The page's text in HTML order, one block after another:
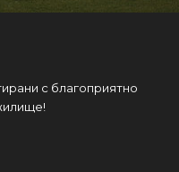
с благоприятно